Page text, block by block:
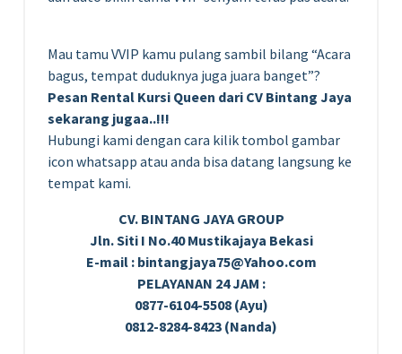
Mau tamu VVIP kamu pulang sambil bilang “Acara
bagus, tempat duduknya juga juara banget”?
Pesan Rental Kursi Queen dari CV Bintang Jaya
sekarang jugaa..!!!
Hubungi kami dengan cara kilik tombol gambar
icon whatsapp atau anda bisa datang langsung ke
tempat kami.
CV. BINTANG JAYA GROUP
Jln. Siti I No.40 Mustikajaya Bekasi
E-mail : bintangjaya75@Yahoo.com
PELAYANAN 24 JAM :
0877-6104-5508 (Ayu)
0812-8284-8423 (Nanda)